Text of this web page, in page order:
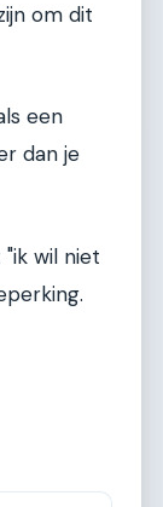
om dit
een
dan je
wil niet